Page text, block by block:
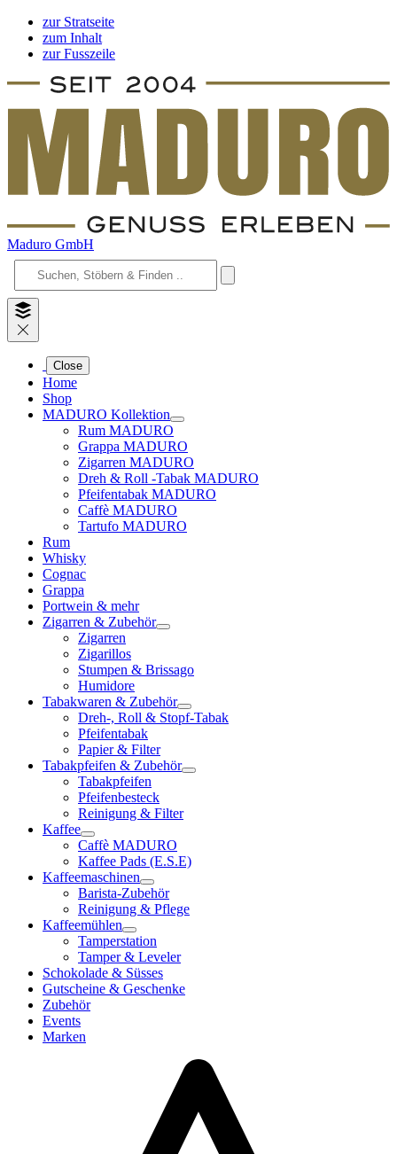
zur Stratseite
zum Inhalt
zur Fusszeile
Maduro GmbH
Close
Home
Shop
MADURO Kollektion
Rum MADURO
Grappa MADURO
Zigarren MADURO
Dreh & Roll -Tabak MADURO
Pfeifentabak MADURO
Caffè MADURO
Tartufo MADURO
Rum
Whisky
Cognac
Grappa
Portwein & mehr
Zigarren & Zubehör
Zigarren
Zigarillos
Stumpen & Brissago
Humidore
Tabakwaren & Zubehör
Dreh-, Roll & Stopf-Tabak
Pfeifentabak
Papier & Filter
Tabakpfeifen & Zubehör
Tabakpfeifen
Pfeifenbesteck
Reinigung & Filter
Kaffee
Caffè MADURO
Kaffee Pads (E.S.E)
Kaffeemaschinen
Barista-Zubehör
Reinigung & Pflege
Kaffeemühlen
Tamperstation
Tamper & Leveler
Schokolade & Süsses
Gutscheine & Geschenke
Zubehör
Events
Marken